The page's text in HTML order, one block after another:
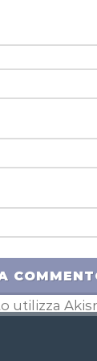
utilizza